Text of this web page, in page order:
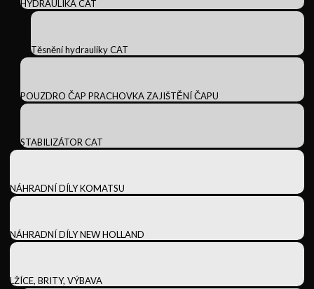
HYDRAULIKA CAT
Těsnění hydrauliky CAT
POUZDRO ČAP PRACHOVKA ZAJIŠTĚNÍ ČAPU
STABILIZÁTOR CAT
NÁHRADNÍ DÍLY KOMATSU
NÁHRADNÍ DÍLY NEW HOLLAND
LŽÍCE, BRITY, VÝBAVA